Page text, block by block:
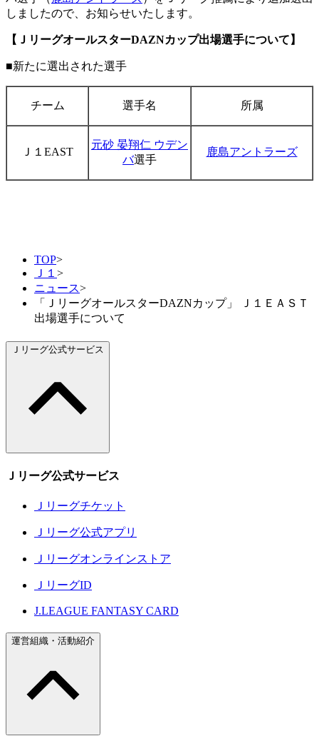
しましたので、お知らせいたします。
【ＪリーグオールスターDAZNカップ出場選手について】
■新たに選出された選手
チーム 選手名 所属
Ｊ１EAST
元砂 晏翔仁 ウデン
バ選手
鹿島アントラーズ
TOP>
Ｊ１ >
ニュース>
「ＪリーグオールスターDAZNカップ」 Ｊ１ＥＡＳＴ
出場選手について
Ｊリーグ公式サービス
Ｊリーグ公式サービス
Ｊリーグチケット
Ｊリーグ公式アプリ
Ｊリーグオンラインストア
ＪリーグID
J.LEAGUE FANTASY CARD
運営組織・活動紹介